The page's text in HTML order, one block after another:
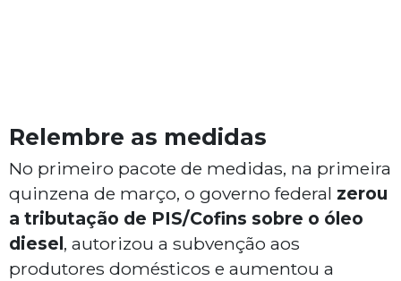
Relembre as medidas
No primeiro pacote de medidas, na primeira
quinzena de março, o governo federal zerou
a tributação de PIS/Cofins sobre o óleo
diesel, autorizou a subvenção aos
produtores domésticos e aumentou a